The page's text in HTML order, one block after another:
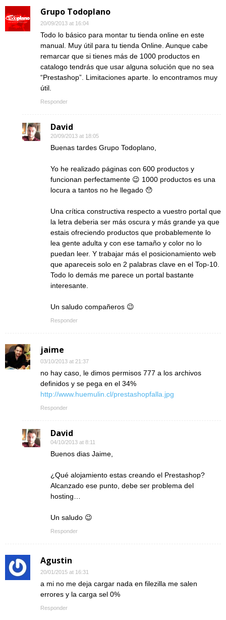
Grupo Todoplano
20/09/2013 at 16:04
Todo lo básico para montar tu tienda online en este
manual. Muy útil para tu tienda Online. Aunque cabe
remarcar que si tienes más de 1000 productos en
catalogo tendrás que usar alguna solución que no sea
“Prestashop”. Limitaciones aparte. lo encontramos muy
útil.
Responder
David
20/09/2013 at 18:05
Buenas tardes Grupo Todoplano,
Yo he realizado páginas con 600 productos y
funcionan perfectamente 😉 1000 productos es una
locura a tantos no he llegado 😯
Una crítica constructiva respecto a vuestro portal que
la letra deberia ser más oscura y más grande ya que
estais ofreciendo productos que probablemente lo
lea gente adulta y con ese tamaño y color no lo
puedan leer. Y trabajar más el posicionamiento web
que apareceis solo en 2 palabras clave en el Top-10.
Todo lo demás me parece un portal bastante
interesante.
Un saludo compañeros 😉
Responder
jaime
03/10/2013 at 21:37
no hay caso, le dimos permisos 777 a los archivos
definidos y se pega en el 34%
http://www.huemulin.cl/prestashopfalla.jpg
Responder
David
04/10/2013 at 8:11
Buenos dias Jaime,
¿Qué alojamiento estas creando el Prestashop?
Alcanzado ese punto, debe ser problema del
hosting…
Un saludo 😉
Responder
Agustin
20/01/2015 at 16:31
a mi no me deja cargar nada en filezilla me salen
errores y la carga sel 0%
Responder